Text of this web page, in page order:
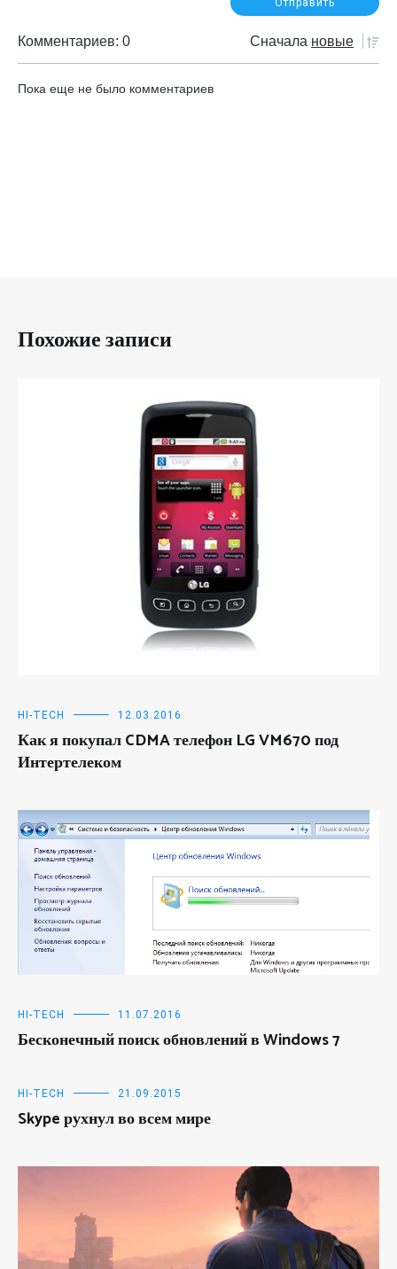
Комментариев: 0 Сначала новые
Пока еще не было комментариев
Похожие записи
HI-TECH 12.03.2016
Как я покупал CDMA телефон LG VM670 под
Интертелеком
HI-TECH 11.07.2016
Бесконечный поиск обновлений в Windows 7
HI-TECH 21.09.2015
Skype рухнул во всем мире